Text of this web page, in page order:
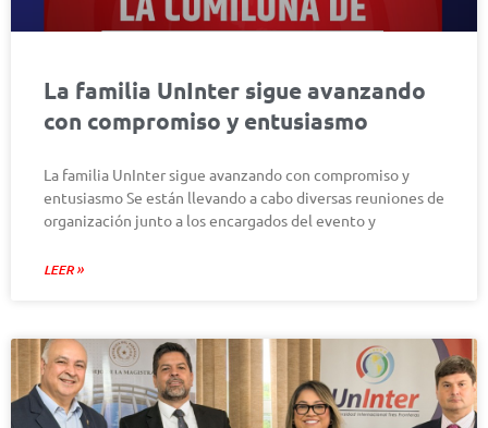
La familia UnInter sigue avanzando
con compromiso y entusiasmo
La familia UnInter sigue avanzando con compromiso y
entusiasmo Se están llevando a cabo diversas reuniones de
organización junto a los encargados del evento y
LEER »